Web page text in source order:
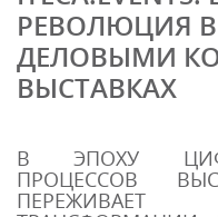
РЕВОЛЮЦИЯ
ДЕЛОВЫМИ
ВЫСТАВКАХ
В ЭПОХУ
ПРОЦЕССОВ